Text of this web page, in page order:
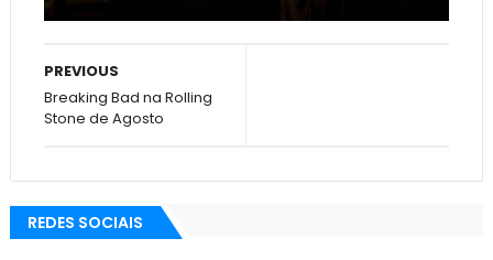
PREVIOUS
Breaking Bad na Rolling
Stone de Agosto
REDES SOCIAIS